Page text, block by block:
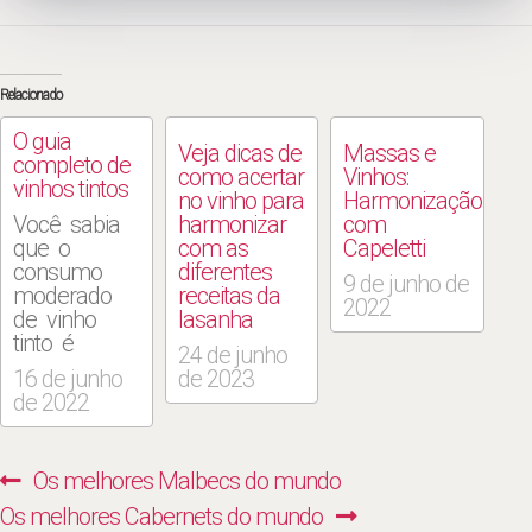
Relacionado
O guia
completo de
vinhos tintos
Você sabia
que o
consumo
moderado
de vinho
tinto é
melhor para
sua saúde
do que
Então o que
você está
16 de junho
de 2022
Veja dicas de
como acertar
no vinho para
harmonizar
com as
diferentes
receitas da
lasanha
24 de junho
de 2023
Massas e
Vinhos:
Harmonização
com
Capeletti
9 de junho de
2022
Navegação
de
Previous
post:
Os melhores Malbecs do mundo
Next
Os melhores Cabernets do mundo